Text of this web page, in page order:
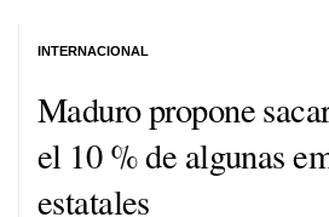
Maduro propone
el 10 % de algunas
estatales
INTERNACIONAL